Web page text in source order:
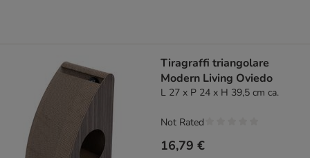
Tiragraffi triangolare
Modern Living Oviedo
L 27 x P 24 x H 39,5 cm ca.
16,79 €
Not Rated